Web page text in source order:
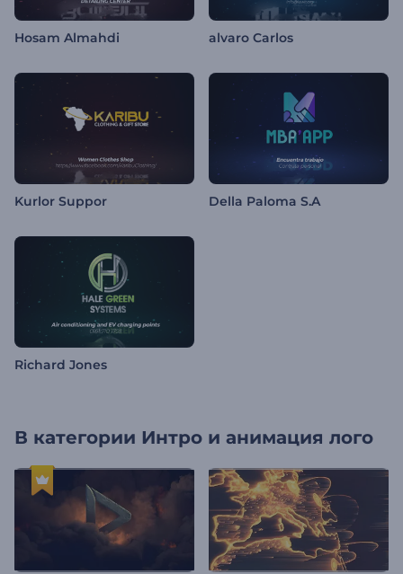
Hosam Almahdi alvaro Carlos
Kurlor Suppor Della Paloma S.A
Richard Jones
В категории Интро и анимация лого